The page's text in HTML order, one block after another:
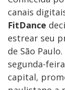
canais
FitDance
estrear seu
de São
segunda-
capital,